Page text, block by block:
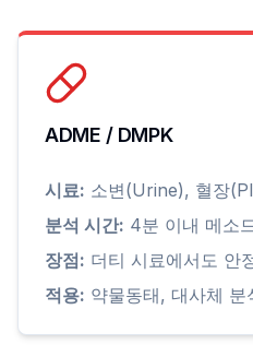
ADME / DMPK
시료: 소변(Urine), 혈장
분석 시간: 4분 이내 메소
장점: 더티 시료에서도 안
적용: 약물동태, 대사체